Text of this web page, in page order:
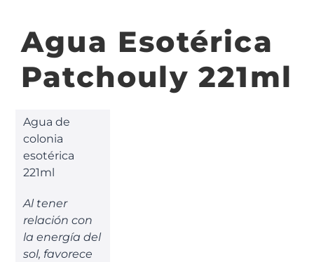
Agua Esotérica
Patchouly 221ml
Agua de
colonia
esotérica
221ml
Al tener
relación con
la energía del
sol, favorece